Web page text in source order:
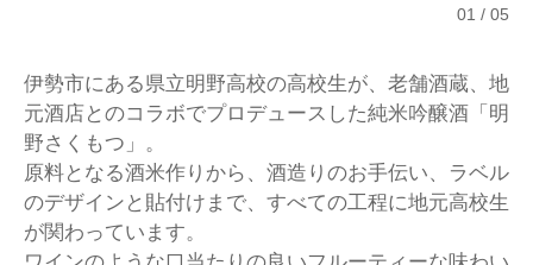
01 05
伊勢市にある県立明野高校の高校生が、老舗酒蔵、地
元酒店とのコラボでプロデュースした純米吟醸酒「明
野さくもつ」。
原料となる酒米作りから、酒造りのお手伝い、ラベル
のデザインと貼付けまで、すべての工程に地元高校生
が関わっています。